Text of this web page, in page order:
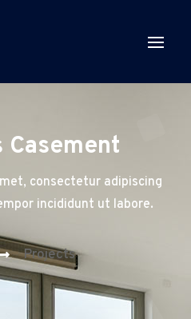
Casement
consectetur adipiscing
incididunt ut labore.
Projects